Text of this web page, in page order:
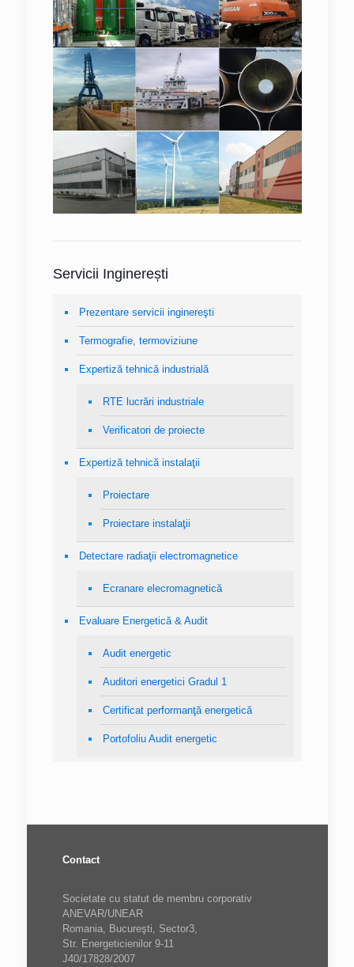
Servicii Inginerești
Prezentare servicii inginereşti
Termografie, termoviziune
Expertiză tehnică industrială
RTE lucrări industriale
Verificatori de proiecte
Expertiză tehnică instalaţii
Proiectare
Proiectare instalaţii
Detectare radiaţii electromagnetice
Ecranare elecromagnetică
Evaluare Energetică & Audit
Audit energetic
Auditori energetici Gradul 1
Certificat performanţă energetică
Portofoliu Audit energetic
Contact
Societate cu statut de membru corporativ
ANEVAR/UNEAR
Romania, Bucureşti, Sector3,
Str. Energeticienilor 9-11
J40/17828/2007